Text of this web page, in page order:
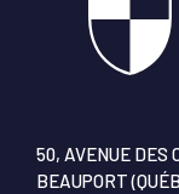
50, AVENUE DES
BEAUPORT